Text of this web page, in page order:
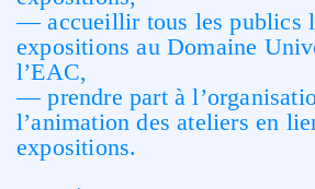
— accueillir tous les publics
expositions au Domaine
l’EAC,
— prendre part à
l’animation des ateliers en
expositions.